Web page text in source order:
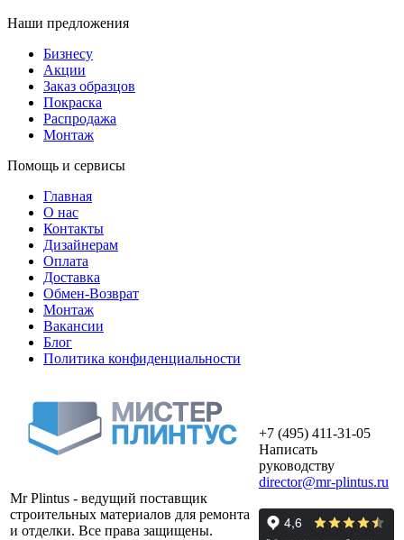
Наши предложения
Бизнесу
Акции
Заказ образцов
Покраска
Распродажа
Монтаж
Помощь и сервисы
Главная
О нас
Контакты
Дизайнерам
Оплата
Доставка
Обмен-Возврат
Монтаж
Вакансии
Блог
Политика конфиденциальности
Mr Plintus - ведущий поставщик
строительных материалов для ремонта
и отделки. Все права защищены.
+7 (495) 411-31-05
Написать
руководству
director@mr-plintus.ru